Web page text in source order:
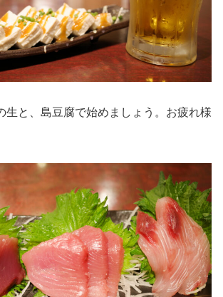
生と、島豆腐で始めましょう。お疲れ様